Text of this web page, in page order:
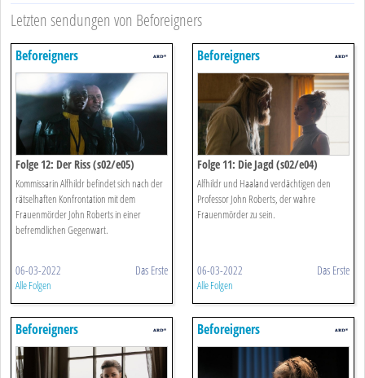
Letzten sendungen von Beforeigners
Beforeigners
Folge 12: Der Riss (s02/e05)
Kommissarin Alfhildr befindet sich nach der
rätselhaften Konfrontation mit dem
Frauenmörder John Roberts in einer
befremdlichen Gegenwart.
06-03-2022 Das Erste
Alle Folgen
Beforeigners
Folge 11: Die Jagd (s02/e04)
Alfhildr und Haaland verdächtigen den
Professor John Roberts, der wahre
Frauenmörder zu sein.
06-03-2022 Das Erste
Alle Folgen
Beforeigners Beforeigners